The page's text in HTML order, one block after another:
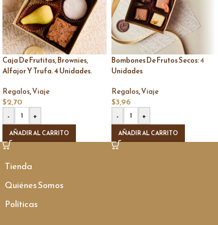
Caja De Frutitas, Brownies,
Alfajor Y Trufa. 4 Unidades.
Regalos,Viaje
$2,70
-
+
AÑADIR AL CARRITO
Bombones De Frutos Secos: 4
Unidades
Regalos,Viaje
$3,96
-
+
AÑADIR AL CARRITO
Tienda
Quiénes Somos
Políticas